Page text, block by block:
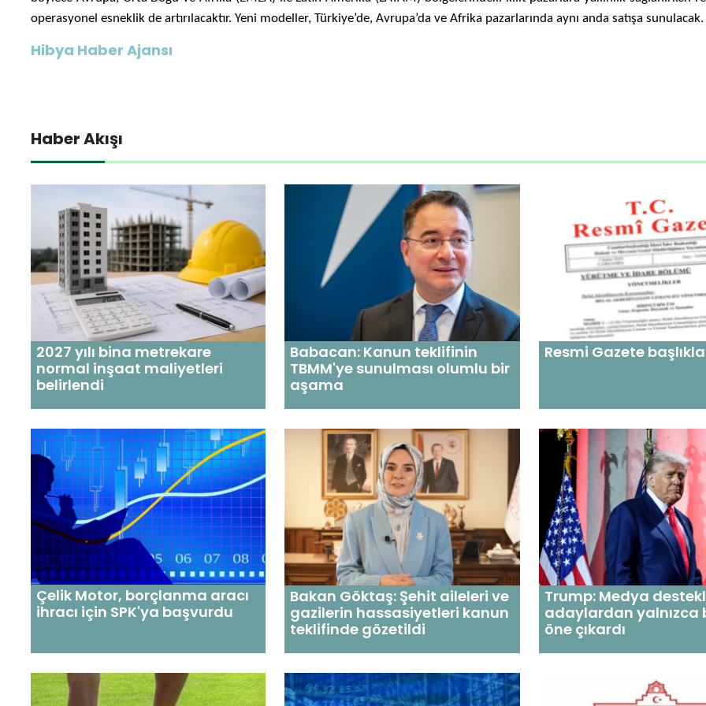
operasyonel esneklik de artırılacaktır. Yeni modeller, Türkiye’de, Avrupa’da ve Afrika pazarlarında aynı anda satışa sunulacak.
Hibya Haber Ajansı
Haber Akışı
2027 yılı bina metrekare
normal inşaat maliyetleri
belirlendi
Babacan: Kanun teklifinin
TBMM'ye sunulması olumlu bir
aşama
Resmi Gazete
Çelik Motor, borçlanma aracı
ihracı için SPK'ya başvurdu
Bakan Göktaş: Şehit aileleri ve
gazilerin hassasiyetleri kanun
teklifinde gözetildi
Trump: Medya
adaylardan yalnızca
öne çıkardı